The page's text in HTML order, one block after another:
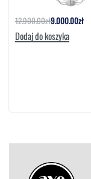
Żyrandol DOTS |MM Lampadari
12.900.00zł9.000.00zł
Dodaj do koszyka